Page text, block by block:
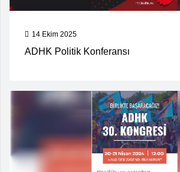
14 Ekim 2025
ADHK Politik Konferansı